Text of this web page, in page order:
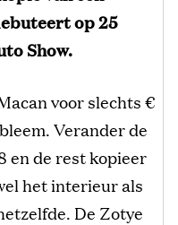
op 25
Show.
voor slechts €
Verander de
en de rest kopieer
het interieur als
De Zotye